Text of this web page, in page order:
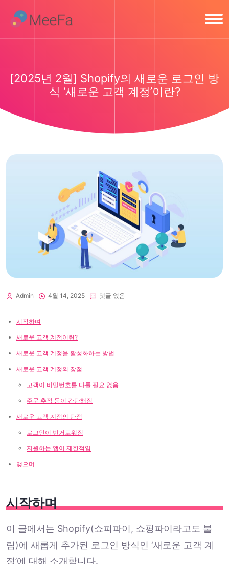
[2025년 2월] Shopify의 새로운 로그인 방
식 ‘새로운 고객 계정’이란?
Admin 4월 14, 2025 댓글 없음
시작하며
새로운 고객 계정이란?
새로운 고객 계정을 활성화하는 방법
새로운 고객 계정의 장점
고객이 비밀번호를 다룰 필요 없음
주문 추적 등이 간단해짐
새로운 고객 계정의 단점
로그인이 번거로워짐
지원하는 앱이 제한적임
맺으며
시작하며
이 글에서는 Shopify(쇼피파이, 쇼핑파이라고도 불
림)에 새롭게 추가된 로그인 방식인 ‘새로운 고객 계
정’에 대해 소개합니다.